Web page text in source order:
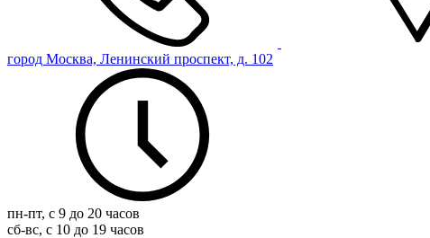
город Москва, Ленинский проспект, д. 102
пн-пт, с 9 до 20 часов
сб-вс, с 10 до 19 часов